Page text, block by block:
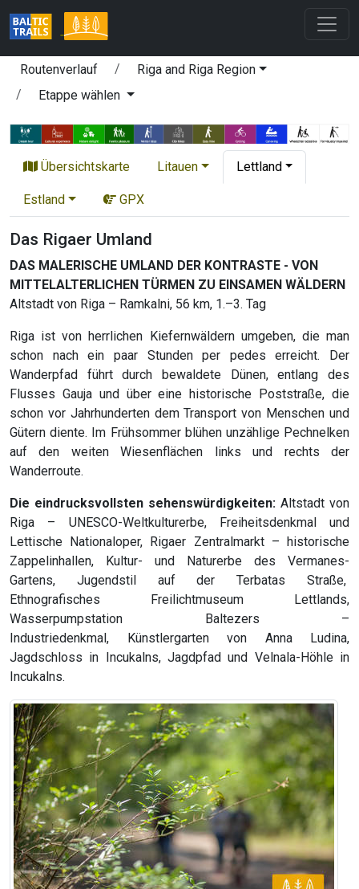
Routenverlauf
Riga and Riga Region
Etappe wählen
Übersichtskarte Litauen Lettland
Estland GPX
Das Rigaer Umland
DAS MALERISCHE UMLAND DER KONTRASTE - VON
MITTELALTERLICHEN TÜRMEN ZU EINSAMEN WÄLDERN
Altstadt von Riga – Ramkalni, 56 km, 1.–3. Tag
Riga ist von herrlichen Kiefernwäldern umgeben, die man
schon nach ein paar Stunden per pedes erreicht. Der
Wanderpfad führt durch bewaldete Dünen, entlang des
Flusses Gauja und über eine historische Poststraße, die
schon vor Jahrhunderten dem Transport von Menschen und
Gütern diente. Im Frühsommer blühen unzählige Pechnelken
auf den weiten Wiesenflächen links und rechts der
Wanderroute.
Die eindrucksvollsten sehenswürdigkeiten: Altstadt von
Riga – UNESCO-Weltkulturerbe, Freiheitsdenkmal und
Lettische Nationaloper, Rigaer Zentralmarkt – historische
Zappelinhallen, Kultur- und Naturerbe des Vermanes-
Gartens, Jugendstil auf der Terbatas Straße,
Ethnografisches Freilichtmuseum Lettlands,
Wasserpumpstation Baltezers –
Industriedenkmal, Künstlergarten von Anna Ludina,
Jagdschloss in Incukalns, Jagdpfad und Velnala-Höhle in
Incukalns.